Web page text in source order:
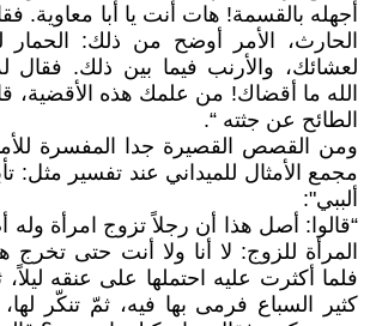
أجهله بالقسمة! هات أنت يا أبا معاوية.
الحارث، الأمر أوضح من ذلك: الحمار
لعشائك، والأرنب فيما بين ذلك. فقال
الله ما أقضاك! من علمك هذه الأقضية،
الطائح عن جثته “.
ومن القصص القصيرة جدا المفسرة
مجمع الأمثال للميداني عند تفسير مثل:
ألببي":
“قالوا: أصل هذا أن رجلاً تزوج امرأة وله
المرأة للزوج: لا أنا ولا أنت حتى تخرج
فلما أكثرت عليه احتملها على عنقه ليلاً،
كثير السباع فرمى بها فيه، ثمّ تنكّر